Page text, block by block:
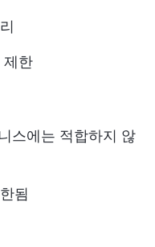
제한
스에는 적합하지 않
됨